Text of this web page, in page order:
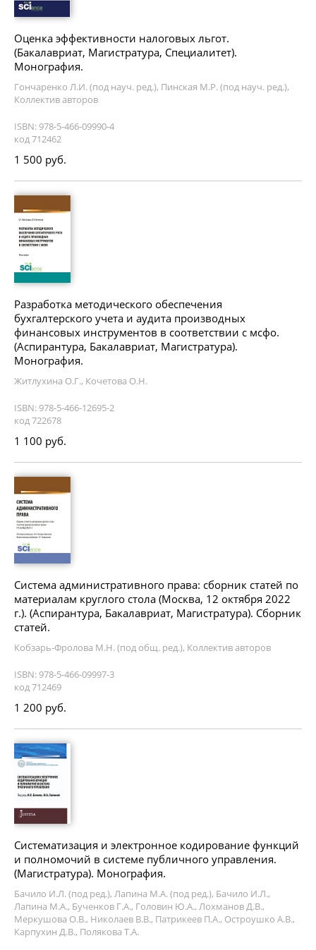
Оценка эффективности налоговых льгот.
(Бакалавриат, Магистратура, Специалитет).
Монография.
Гончаренко Л.И. (под науч. ред.), Пинская М.Р. (под науч. ред.),
Коллектив авторов
ISBN: 978-5-466-09990-4
код 712462
1 500 руб.
Разработка методического обеспечения
бухгалтерского учета и аудита производных
финансовых инструментов в соответствии с мсфо.
(Аспирантура, Бакалавриат, Магистратура).
Монография.
Житлухина О.Г., Кочетова О.Н.
ISBN: 978-5-466-12695-2
код 722678
1 100 руб.
Система административного права: сборник статей по
материалам круглого стола (Москва, 12 октября 2022
г.). (Аспирантура, Бакалавриат, Магистратура). Сборник
статей.
Кобзарь-Фролова М.Н. (под общ. ред.), Коллектив авторов
ISBN: 978-5-466-09997-3
код 712469
1 200 руб.
Систематизация и электронное кодирование функций
и полномочий в системе публичного управления.
(Магистратура). Монография.
Бачило И.Л. (под ред.), Лапина М.А. (под ред.), Бачило И.Л.,
Лапина М.А., Бученков Г.А., Головин Ю.А., Лохманов Д.В.,
Меркушова О.В., Николаев В.В., Патрикеев П.А., Остроушко А.В.,
Карпухин Д.В., Полякова Т.А.